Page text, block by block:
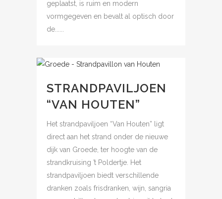
geplaatst, is ruim en modern
vormgegeven en bevalt al optisch door
de......
STRANDPAVILJOEN
“VAN HOUTEN”
Het strandpaviljoen “Van Houten” ligt
direct aan het strand onder de nieuwe
dijk van Groede, ter hoogte van de
strandkruising ’t Poldertje. Het
strandpaviljoen biedt verschillende
dranken zoals frisdranken, wijn, sangria